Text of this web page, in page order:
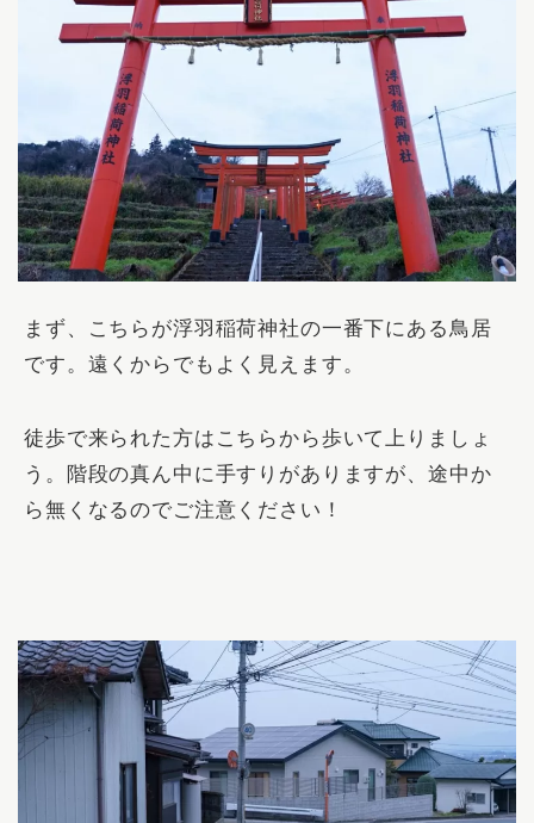
まず、こちらが浮羽稲荷神社の一番下にある鳥居
です。遠くからでもよく見えます。
徒歩で来られた方はこちらから歩いて上りましょ
う。階段の真ん中に手すりがありますが、途中か
ら無くなるのでご注意ください！